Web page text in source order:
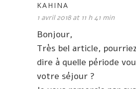
KAHINA
1 avril 2018 at 11 h 41 min
Bonjour,
Très bel article,
dire à quelle période
votre séjour ?